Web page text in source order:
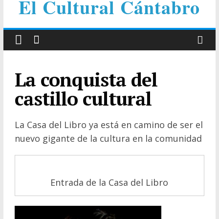
El Cultural Cántabro
La conquista del
castillo cultural
La Casa del Libro ya está en camino de ser el
nuevo gigante de la cultura en la comunidad
Entrada de la Casa del Libro